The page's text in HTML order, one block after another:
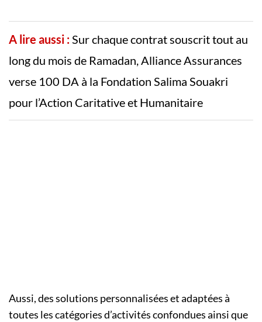
A lire aussi :Sur chaque contrat souscrit tout au
long du mois de Ramadan, Alliance Assurances
verse 100 DA à la Fondation Salima Souakri
pour l’Action Caritative et Humanitaire
Aussi, des solutions personnalisées et adaptées à
toutes les catégories d’activités confondues ainsi que